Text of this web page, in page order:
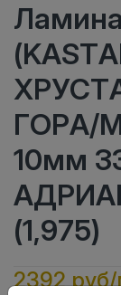
ГОРА/
10мм
(1,975)
2392